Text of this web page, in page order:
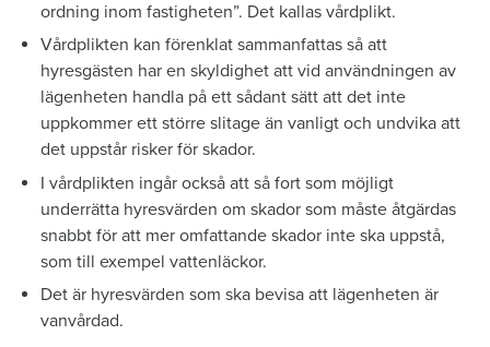
ordning inom fastigheten”. Det kallas vårdplikt.
Vårdplikten kan förenklat sammanfattas så att
hyresgästen har en skyldighet att vid användningen av
lägenheten handla på ett sådant sätt att det inte
uppkommer ett större slitage än vanligt och undvika att
det uppstår risker för skador.
I vårdplikten ingår också att så fort som möjligt
underrätta hyresvärden om skador som måste åtgärdas
snabbt för att mer omfattande skador inte ska uppstå,
som till exempel vattenläckor.
Det är hyresvärden som ska bevisa att lägenheten är
vanvårdad.